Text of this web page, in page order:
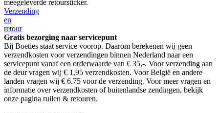
meegeleverde retoursticker.
Verzending
en
retour
Gratis bezorging naar servicepunt
Bij Boeties staat service voorop. Daarom berekenen wij geen
verzendkosten voor verzendingen binnen Nederland naar een
servicepunt vanaf een orderwaarde van € 35,-. Voor verzending aan
de deur vragen wij € 1,95 verzendkosten. Voor België en andere
landen vragen wij € 6.75 voor de verzending. Voor meer vragen en
informatie over verzendkosten of buitenlandse zendingen, bekijk
onze pagina ruilen & retouren.